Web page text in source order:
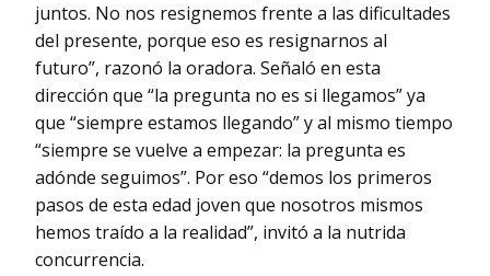
juntos. No nos resignemos frente a las dificultades
del presente, porque eso es resignarnos al
futuro”, razonó la oradora. Señaló en esta
dirección que “la pregunta no es si llegamos” ya
que “siempre estamos llegando” y al mismo tiempo
“siempre se vuelve a empezar: la pregunta es
adónde seguimos”. Por eso “demos los primeros
pasos de esta edad joven que nosotros mismos
hemos traído a la realidad”, invitó a la nutrida
concurrencia.